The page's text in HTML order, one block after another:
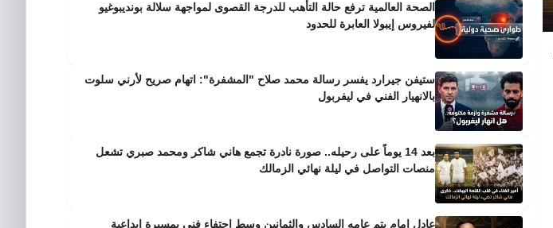
الصحة العالمية ترفع حالة التأهب للدرجة القصوى لمواجهة سلالة بونديبوغيو
لفيروس إيبولا العابرة للحدود
ستيفن جيرارد يفسر رسالة محمد صلاح "المشفرة": اتهام صريح لأرني سلوت
بالانهيار الفني في ليفربول
بعد 14 يوماً على رحيله.. صورة نادرة تجمع هاني شاكر ومحمد صبري تشعل
منصات التواصل في ليلة نهائي الزمالك
عادل إمام يتم عامه السادس والثمانين وسط احتفاء فني بمسيرة إبداعية